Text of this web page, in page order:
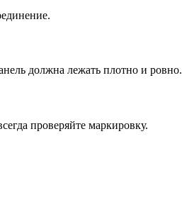
должна лежать плотно и ровно.
проверяйте маркировку.